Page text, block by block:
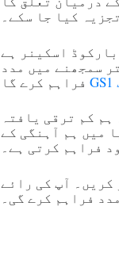
تجزیہ کیا جا سکے۔
اسکینر ہے
سمجھنے میں مدد
کم ترقی یافتہ
میں ہم آہنگی کے
فراہم کرتی ہے۔
کریں۔ آپ کی رائے
فراہم کرے گی۔